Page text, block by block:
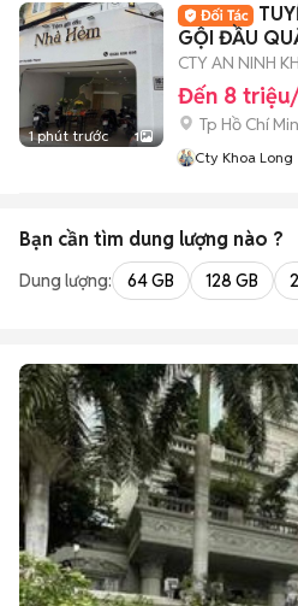
1 phút trước 1
GỘI ĐẦU
CTY AN NINH
Đến 8
Tp Hồ Chí
Cty Khoa Long
Bạn cần tìm dung lượng nào ?
Dung lượng: 64 GB 128 GB